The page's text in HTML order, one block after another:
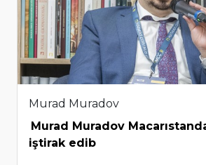
Murad Muradov
Murad Muradov
iştirak edib